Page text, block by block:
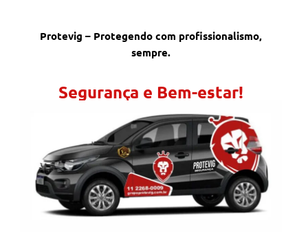
Protevig – Protegendo com profissionalismo,
sempre.
Segurança e Bem-estar!